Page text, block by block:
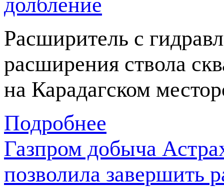
Расширитель с
расширения ствола
на Карадагском
Подробнее
Газпром добыча
позволила завершить